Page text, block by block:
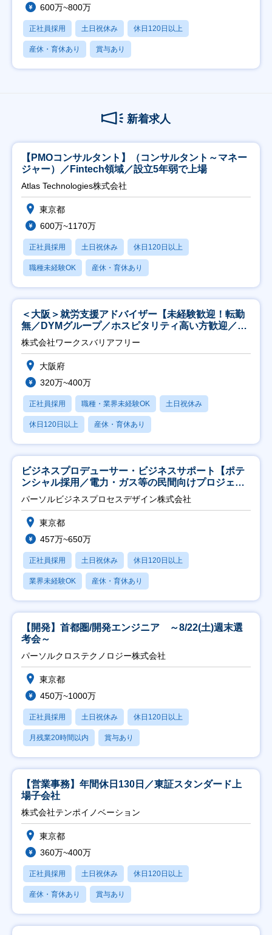
600万~800万
正社員採用 土日祝休み 休日120日以上
産休・育休あり 賞与あり
新着求人
【PMOコンサルタント】（コンサルタント～マネー
ジャー）／Fintech領域／設立5年弱で上場
Atlas Technologies株式会社
東京都
600万~1170万
正社員採用 土日祝休み 休日120日以上
職種未経験OK 産休・育休あり
＜大阪＞就労支援アドバイザー【未経験歓迎！転勤
無／DYMグループ／ホスピタリティ高い方歓迎／土
日祝】
株式会社ワークスバリアフリー
大阪府
320万~400万
正社員採用 職種・業界未経験OK 土日祝休み
休日120日以上 産休・育休あり
ビジネスプロデューサー・ビジネスサポート【ポテ
ンシャル採用／電力・ガス等の民間向けプロジェク
ト推進】
パーソルビジネスプロセスデザイン株式会社
東京都
457万~650万
正社員採用 土日祝休み 休日120日以上
業界未経験OK 産休・育休あり
【開発】首都圏/開発エンジニア ～8/22(土)週末選
考会～
パーソルクロステクノロジー株式会社
東京都
450万~1000万
正社員採用 土日祝休み 休日120日以上
月残業20時間以内 賞与あり
【営業事務】年間休日130日／東証スタンダード上
場子会社
株式会社テンポイノベーション
東京都
360万~400万
正社員採用 土日祝休み 休日120日以上
産休・育休あり 賞与あり